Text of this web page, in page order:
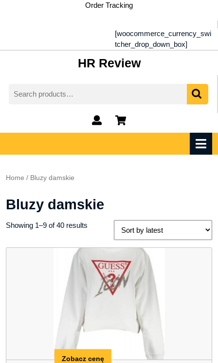
Order Tracking
[woocommerce_currency_swi
tcher_drop_down_box]
HR Review
for:
My
Account
shopping
cart
Home / Bluzy damskie
Bluzy damskie
Showing 1–9 of 40 results
Zobacz cenę